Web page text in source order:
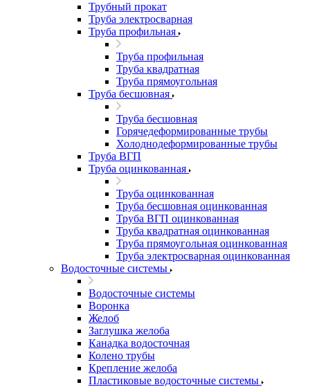
Трубный прокат
Труба электросварная
Труба профильная
Труба профильная
Труба квадратная
Труба прямоугольная
Труба бесшовная
Труба бесшовная
Горячедеформированные трубы
Холоднодеформированные трубы
Труба ВГП
Труба оцинкованная
Труба оцинкованная
Труба бесшовная оцинкованная
Труба ВГП оцинкованная
Труба квадратная оцинкованная
Труба прямоугольная оцинкованная
Труба электросварная оцинкованная
Водосточные системы
Водосточные системы
Воронка
Желоб
Заглушка желоба
Канадка водосточная
Колено трубы
Крепление желоба
Пластиковые водосточные системы